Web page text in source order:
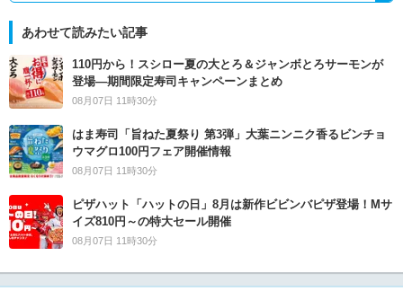
あわせて読みたい記事
110円から！スシロー夏の大とろ＆ジャンボとろサーモンが
登場―期間限定寿司キャンペーンまとめ
08月07日 11時30分
はま寿司「旨ねた夏祭り 第3弾」大葉ニンニク香るビンチョ
ウマグロ100円フェア開催情報
08月07日 11時30分
ピザハット「ハットの日」8月は新作ビビンバピザ登場！Mサ
イズ810円～の特大セール開催
08月07日 11時30分